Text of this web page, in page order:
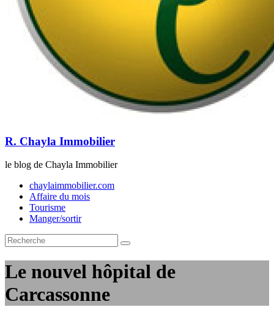
R. Chayla Immobilier
le blog de Chayla Immobilier
chaylaimmobilier.com
Affaire du mois
Tourisme
Manger/sortir
Le nouvel hôpital de
Carcassonne